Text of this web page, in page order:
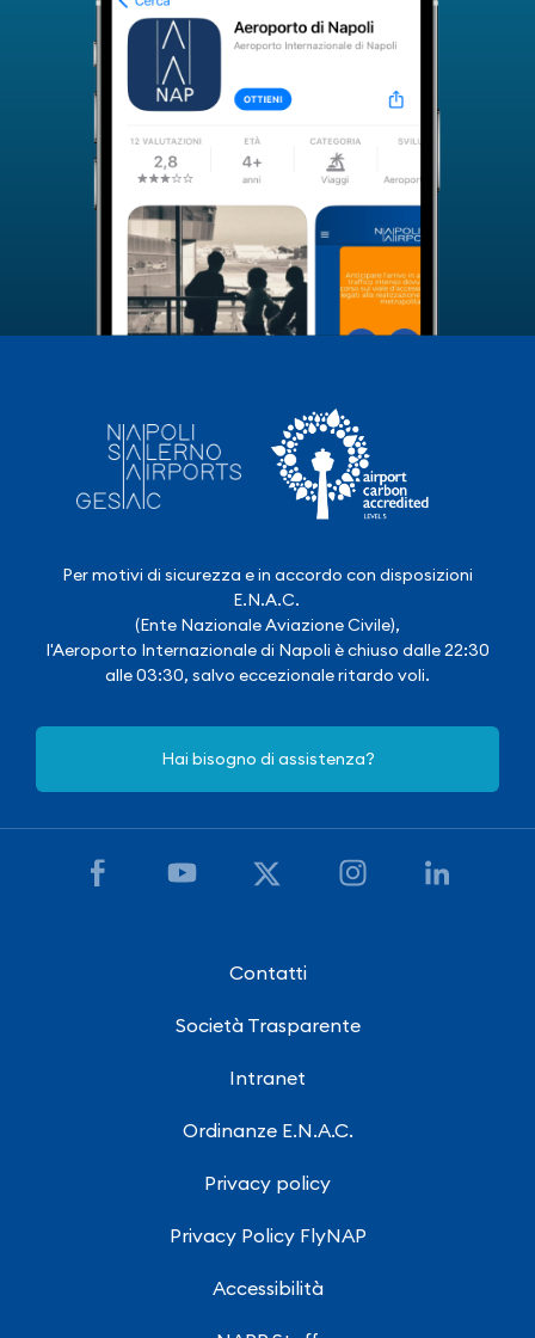
Per motivi di sicurezza e in accordo con disposizioni
E.N.A.C.
(Ente Nazionale Aviazione Civile),
l'Aeroporto Internazionale di Napoli è chiuso dalle 22:30
alle 03:30, salvo eccezionale ritardo voli.
Hai bisogno di assistenza?
Contatti
Società Trasparente
Intranet
Ordinanze E.N.A.C.
Privacy policy
Privacy Policy FlyNAP
Accessibilità